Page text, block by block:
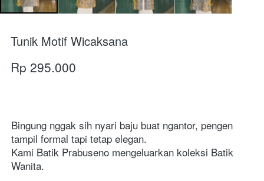
Tunik Motif Wicaksana
Rp 295.000
Bingung nggak sih nyari baju buat ngantor, pengen
tampil formal tapi tetap elegan.
Kami Batik Prabuseno mengeluarkan koleksi Batik
Wanita.